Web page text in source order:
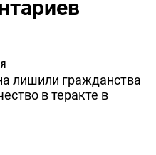
лишили гражданства
в теракте в